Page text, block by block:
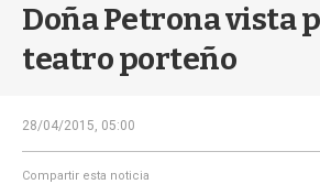
Doña Petrona vista
teatro porteño
28/04/2015, 05:00
Compartir esta noticia